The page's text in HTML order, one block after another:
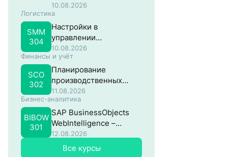
систем на основе SAP
NW ABAP
10.08.2026
Логистика
SMM
304
Настройки в
управлении
материальными
потоками в SAP
10.08.2026
Финансы и учёт
SCO
302
Планирование
производственных
затрат в SAP
11.08.2026
Бизнес-аналитика
BIBOW
301
SAP BusinessObjects
WebIntelligence –
Продвинутый
12.08.2026
Все курсы